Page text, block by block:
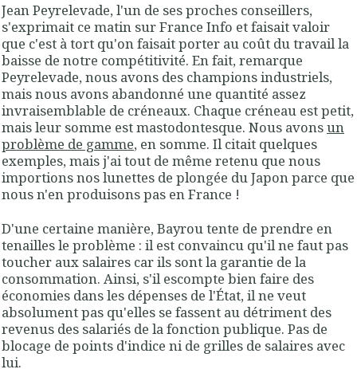
Jean Peyrelevade, l'un de ses proches conseillers,
s'exprimait ce matin sur France Info et faisait valoir
que c'est à tort qu'on faisait porter au coût du travail la
baisse de notre compétitivité. En fait, remarque
Peyrelevade, nous avons des champions industriels,
mais nous avons abandonné une quantité assez
invraisemblable de créneaux. Chaque créneau est petit,
mais leur somme est mastodontesque. Nous avonsun
problème de gamme, en somme. Il citait quelques
exemples, mais j'ai tout de même retenu que nous
importions nos lunettes de plongée du Japon parce que
nous n'en produisons pas en France !
D'une certaine manière, Bayrou tente de prendre en
tenailles le problème : il est convaincu qu'il ne faut pas
toucher aux salaires car ils sont la garantie de la
consommation. Ainsi, s'il escompte bien faire des
économies dans les dépenses de l'État, il ne veut
absolument pas qu'elles se fassent au détriment des
revenus des salariés de la fonction publique. Pas de
blocage de points d'indice ni de grilles de salaires avec
lui.